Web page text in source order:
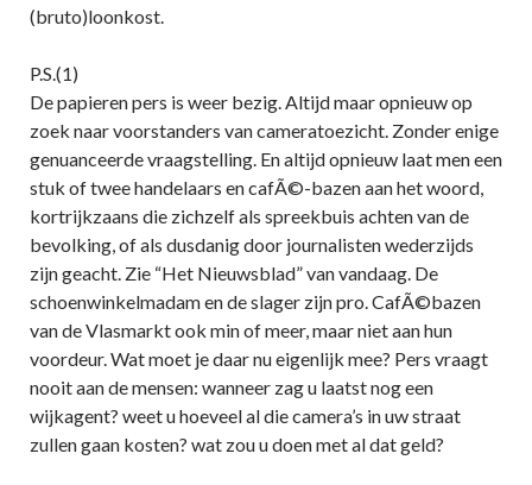
(bruto)loonkost.
P.S.(1)
De papieren pers is weer bezig. Altijd maar opnieuw op
zoek naar voorstanders van cameratoezicht. Zonder enige
genuanceerde vraagstelling. En altijd opnieuw laat men een
stuk of twee handelaars en cafÃ©-bazen aan het woord,
kortrijkzaans die zichzelf als spreekbuis achten van de
bevolking, of als dusdanig door journalisten wederzijds
zijn geacht. Zie “Het Nieuwsblad” van vandaag. De
schoenwinkelmadam en de slager zijn pro. CafÃ©bazen
van de Vlasmarkt ook min of meer, maar niet aan hun
voordeur. Wat moet je daar nu eigenlijk mee? Pers vraagt
nooit aan de mensen: wanneer zag u laatst nog een
wijkagent? weet u hoeveel al die camera’s in uw straat
zullen gaan kosten? wat zou u doen met al dat geld?